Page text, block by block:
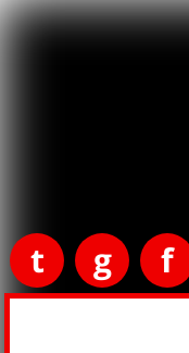
f
g
t